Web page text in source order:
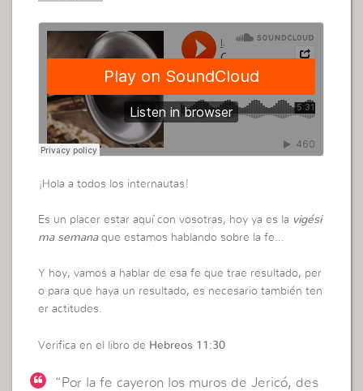
¡Hola a todos los internautas!
Es un placer estar aquí con vosotras, hoy ya es la vigési
ma semanaque estamos hablando sobre la fe…
Y hoy, vamos a hablar de esa fe que trae resultado, per
o para que haya un resultado, es necesario también ten
er actitudes.
Verifica en el libro de Hebreos 11:30
“Por la fe cayeron los muros de Jericó, des